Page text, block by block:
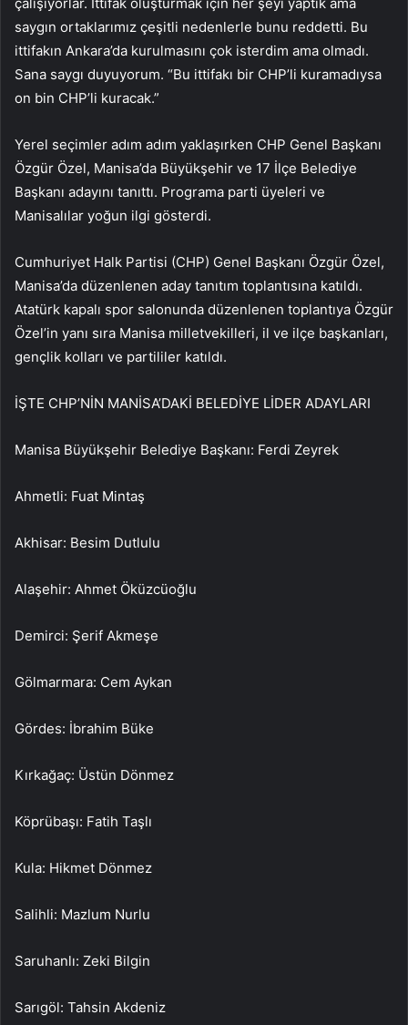
saygın ortaklarımız çeşitli nedenlerle bunu reddetti. Bu
ittifakın Ankara’da kurulmasını çok isterdim ama olmadı.
Sana saygı duyuyorum. “Bu ittifakı bir CHP’li kuramadıysa
on bin CHP’li kuracak.”
Yerel seçimler adım adım yaklaşırken CHP Genel Başkanı
Özgür Özel, Manisa’da Büyükşehir ve 17 İlçe Belediye
Başkanı adayını tanıttı. Programa parti üyeleri ve
Manisalılar yoğun ilgi gösterdi.
Cumhuriyet Halk Partisi (CHP) Genel Başkanı Özgür Özel,
Manisa’da düzenlenen aday tanıtım toplantısına katıldı.
Atatürk kapalı spor salonunda düzenlenen toplantıya Özgür
Özel’in yanı sıra Manisa milletvekilleri, il ve ilçe başkanları,
gençlik kolları ve partililer katıldı.
İŞTE CHP’NİN MANİSA’DAKİ BELEDİYE LİDER ADAYLARI
Manisa Büyükşehir Belediye Başkanı: Ferdi Zeyrek
Ahmetli: Fuat Mintaş
Akhisar: Besim Dutlulu
Alaşehir: Ahmet Öküzcüoğlu
Demirci: Şerif Akmeşe
Gölmarmara: Cem Aykan
Gördes: İbrahim Büke
Kırkağaç: Üstün Dönmez
Köprübaşı: Fatih Taşlı
Kula: Hikmet Dönmez
Salihli: Mazlum Nurlu
Saruhanlı: Zeki Bilgin
Sarıgöl: Tahsin Akdeniz